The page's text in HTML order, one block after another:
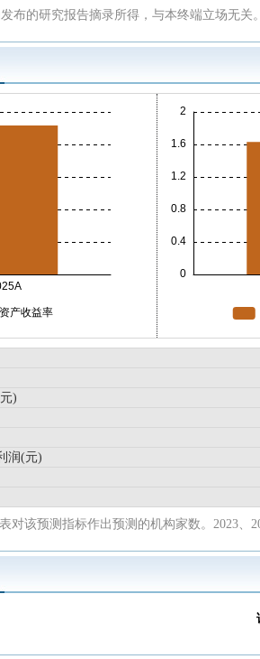
布的研究报告摘录所得，与本终端立场无关
)
润(元)
对该预测指标作出预测的机构家数。2023、